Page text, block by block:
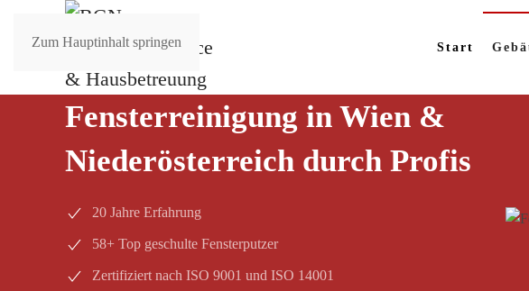
Zum Hauptinhalt springen Start
Fensterreinigung in Wien &
Niederösterreich durch Profis
20 Jahre Erfahrung
58+ Top geschulte Fensterputzer
Zertifiziert nach ISO 9001 und ISO 14001